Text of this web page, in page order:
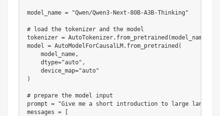
model_name = "Qwen/Qwen3-Next-80B-A3B-Thinking"
# load the tokenizer and the model
tokenizer = AutoTokenizer. from_pretrained (model_name
model = AutoModelForCausalLM . from_pretrained (
    model_name
,
    dtype
="auto" ,
    device_map
="auto"
)
# prepare the model input
prompt =
"Give me a short introduction to large
messages =